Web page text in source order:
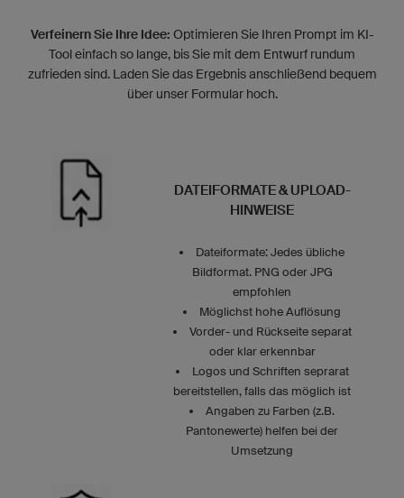
Verfeinern Sie Ihre Idee: Optimieren Sie Ihren Prompt im KI-
Tool einfach so lange, bis Sie mit dem Entwurf rundum
zufrieden sind. Laden Sie das Ergebnis anschließend bequem
über unser Formular hoch.
DATEIFORMATE & UPLOAD-
HINWEISE
Dateiformate: Jedes übliche
Bildformat. PNG oder JPG
empfohlen
Möglichst hohe Auflösung
Vorder- und Rückseite separat
oder klar erkennbar
Logos und Schriften seprarat
bereitstellen, falls das möglich ist
Angaben zu Farben (z.B.
Pantonewerte) helfen bei der
Umsetzung